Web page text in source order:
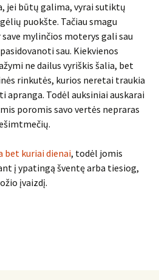
jei būtų galima, vyrai sutiktų
puokšte. Tačiau smagu
mylinčios moterys gali sau
sau. Kiekvienos
ne dailus vyriškis šalia, bet
rinkutės, kurios neretai traukia
apranga. Todėl auksiniai auskarai
poromis savo vertės nepraras
bet kuriai dienai, todėl jomis
į ypatingą šventę arba tiesiog,
įvaizdį.